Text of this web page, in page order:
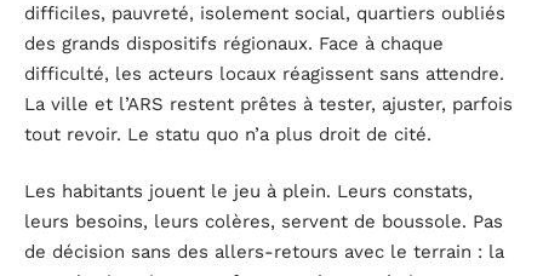
difficiles, pauvreté, isolement social, quartiers oubliés
des grands dispositifs régionaux. Face à chaque
difficulté, les acteurs locaux réagissent sans attendre.
La ville et l’ARS restent prêtes à tester, ajuster, parfois
tout revoir. Le statu quo n’a plus droit de cité.
Les habitants jouent le jeu à plein. Leurs constats,
leurs besoins, leurs colères, servent de boussole. Pas
de décision sans des allers-retours avec le terrain : la